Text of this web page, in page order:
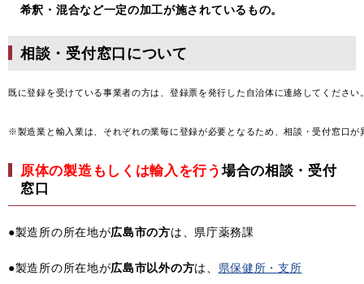
希釈・混合など一定の加工が施されているもの。
相談・受付窓口について
既に登録を受けている事業者の方は、登録票を発行した自治体に連絡してください
※製造業と輸入業は、それぞれの業毎に登録が必要となるため、相談・受付窓口が
原体の製造もしくは輸入を行う場合の相談・受付
窓口
●製造所の所在地が広島市の方は、県庁薬務課
●製造所の所在地が広島市以外の方は、 県保健所・支所